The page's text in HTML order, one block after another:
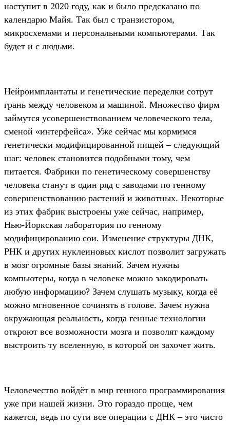
наступит в 2020 году, как и было предсказано по
календарю Майя. Так был с транзистором,
микросхемами и персональными компьютерами. Так
будет и с людьми.
Нейроимплантаты и генетические переделки сотрут
грань между человеком и машиной. Множество фирм
займутся усовершенствованием человеческого тела,
сменой «интерфейса». Уже сейчас мы кормимся
генетически модифицированной пищей – следующий
шаг: человек становится подобными тому, чем
питается. Фабрики по генетическому совершенству
человека станут в один ряд с заводами по генному
совершенствованию растений и животных. Некоторые
из этих фабрик выстроены уже сейчас, например,
Нью-Йоркская лаборатория по генному
модифицированию сои. Изменение структуры ДНК,
РНК и других нуклеиновых кислот позволит загружать
в мозг огромные базы знаний. Зачем нужны
компьютеры, когда в человеке можно закодировать
любую информацию? Зачем слушать музыку, когда её
можно мгновенное сочинять в голове. Зачем нужна
окружающая реальность, когда генные технологии
откроют все возможности мозга и позволят каждому
выстроить ту вселенную, в которой он захочет жить.
Человечество войдёт в мир генного программирования
уже при нашей жизни. Это гораздо проще, чем
кажется, ведь по сути все операции с ДНК – это чисто